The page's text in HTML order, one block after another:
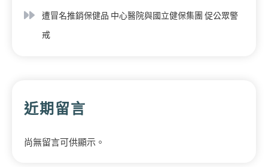
遭冒名推銷保健品 中心醫院與國立健保集團 促公眾警
戒
近期留言
尚無留言可供顯示。